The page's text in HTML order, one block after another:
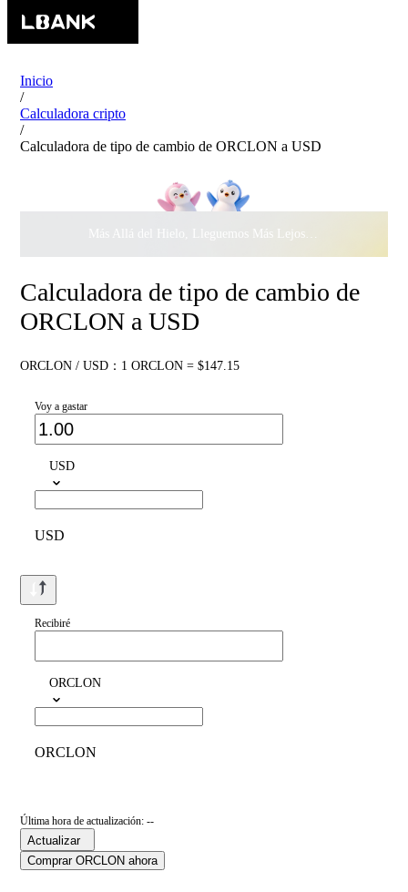
Inicio
/
Calculadora cripto
/
Calculadora de tipo de cambio de ORCLON a USD
Más Allá del Hielo, Lleguemos Más Lejos Juntos ·
Calculadora de tipo de cambio de
ORCLON a USD
ORCLON / USD：1 ORCLON = $147.15
Voy a gastar
USD
USD
Recibiré
ORCLON
ORCLON
Última hora de actualización: --
Actualizar
Comprar ORCLON ahora